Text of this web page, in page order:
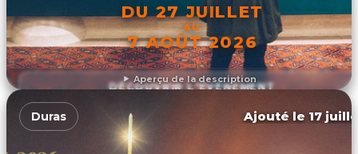
Aperçu de la description
DU 27 JUILLET
AU
7 AOÛT 2026
DÉCOUVRIR L'ÉVÉNEMENT
Duras Ajouté le 17